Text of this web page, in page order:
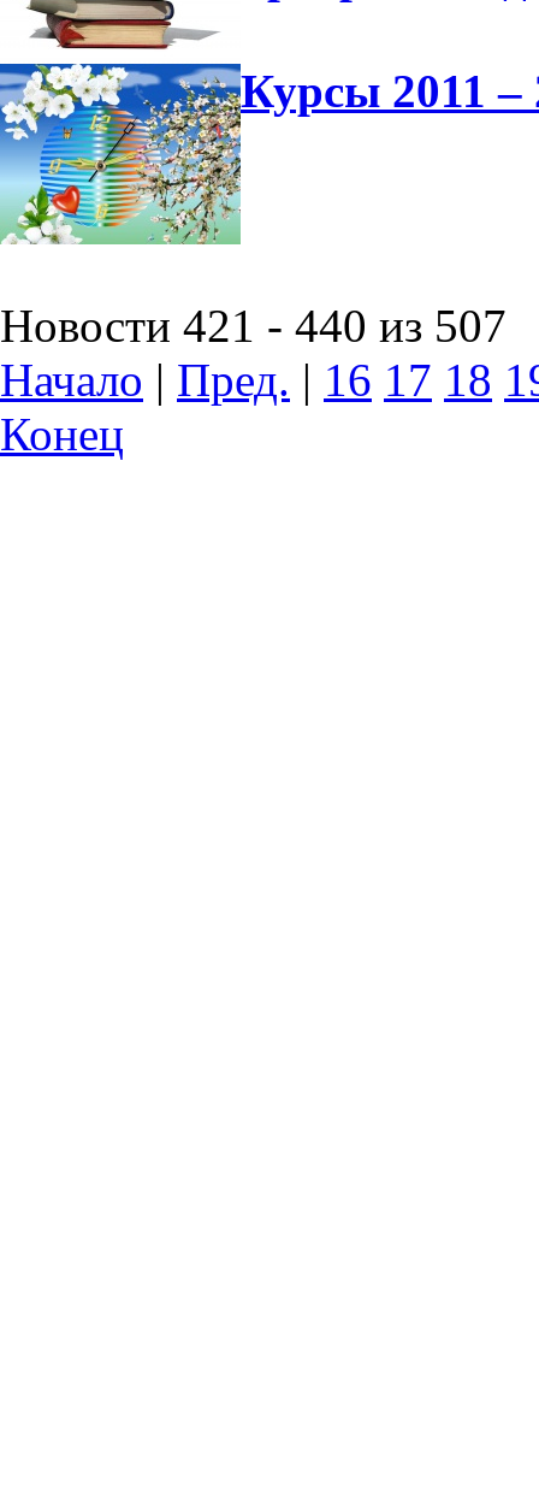
Курсы 2011 –
Новости 421 - 440 из 507
Начало | Пред. | 16 17 18
Конец